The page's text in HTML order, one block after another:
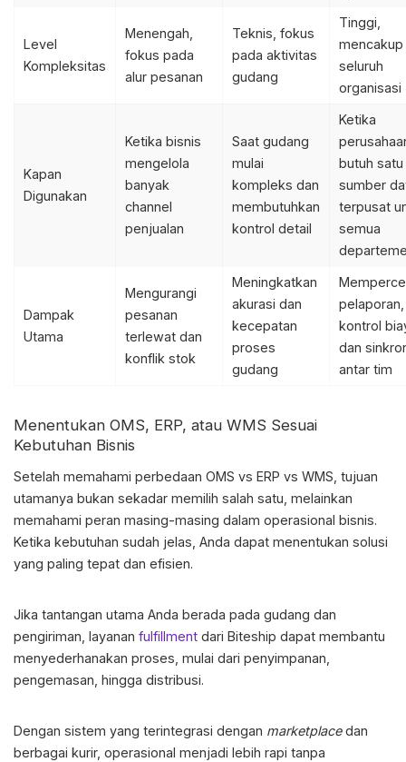
Level
Kompleksitas
Menengah,
fokus pada
alur pesanan
Teknis, fokus
pada aktivitas
gudang
Tinggi,
mencakup
seluruh
organisasi
Kapan
Digunakan
Ketika bisnis
mengelola
banyak
channel
penjualan
Saat gudang
mulai
kompleks dan
membutuhkan
kontrol detail
Ketika
butuh satu
sumber
terpusat
semua
Dampak
Utama
Mengurangi
pesanan
terlewat dan
konflik stok
Meningkatkan
akurasi dan
kecepatan
proses
gudang
pelaporan,
kontrol
dan
antar tim
Menentukan OMS, ERP, atau WMS Sesuai
Kebutuhan Bisnis
Setelah memahami perbedaan OMS vs ERP vs WMS , tujuan
utamanya bukan sekadar memilih salah satu, melainkan
memahami peran masing-masing dalam operasional bisnis.
Ketika kebutuhan sudah jelas, Anda dapat menentukan solusi
yang paling tepat dan efisien.
Jika tantangan utama Anda berada pada gudang dan
pengiriman, layanan fulfillment dari Biteship dapat membantu
menyederhanakan proses, mulai dari penyimpanan,
pengemasan, hingga distribusi.
Dengan sistem yang terintegrasi dengan marketplacedan
berbagai kurir, operasional menjadi lebih rapi tanpa